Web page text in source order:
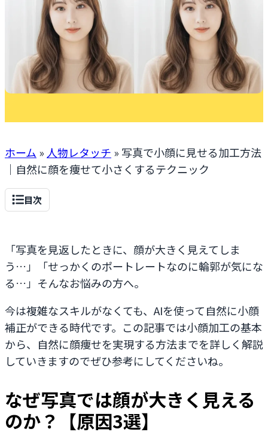
ホーム » 人物レタッチ » 写真で小顔に見せる加工方法
｜自然に顔を痩せて小さくするテクニック
目次
「写真を見返したときに、顔が大きく見えてしま
う…」「せっかくのポートレートなのに輪郭が気にな
る…」そんなお悩みの方へ。
今は複雑なスキルがなくても、AIを使って自然に小顔
補正ができる時代です。この記事では小顔加工の基本
から、自然に顔痩せを実現する方法までを詳しく解説
していきますのでぜひ参考にしてくださいね。
なぜ写真では顔が大きく見える
のか？【原因3選】